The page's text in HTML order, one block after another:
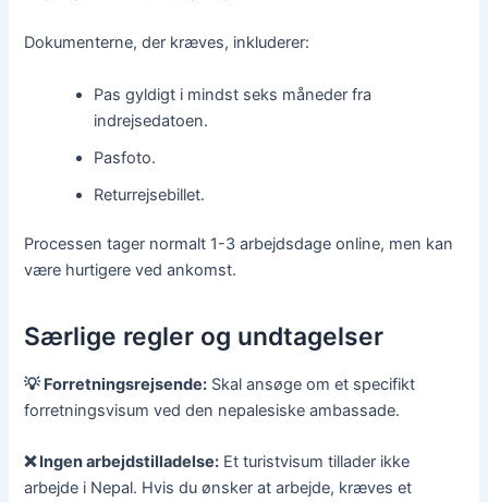
Dokumenterne, der kræves, inkluderer:
Pas gyldigt i mindst seks måneder fra
indrejsedatoen.
Pasfoto.
Returrejsebillet.
Processen tager normalt 1-3 arbejdsdage online, men kan
være hurtigere ved ankomst.
Særlige regler og undtagelser
💡 Forretningsrejsende: Skal ansøge om et specifikt
forretningsvisum ved den nepalesiske ambassade.
❌ Ingen arbejdstilladelse: Et turistvisum tillader ikke
arbejde i Nepal. Hvis du ønsker at arbejde, kræves et